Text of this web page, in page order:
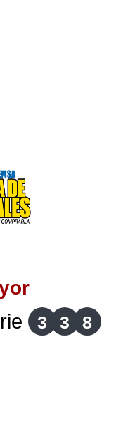
3 3 8